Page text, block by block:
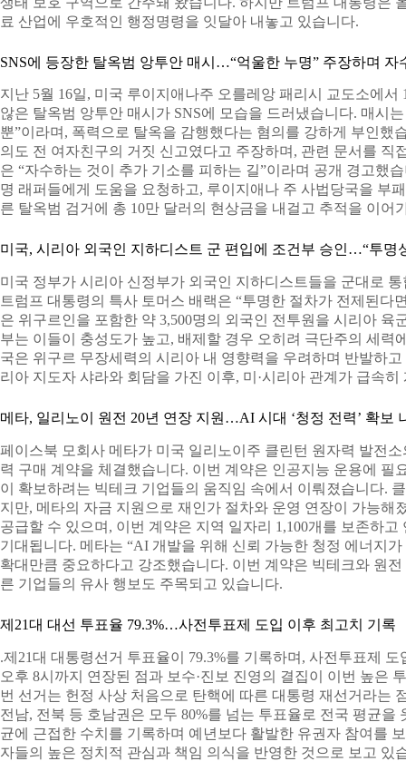
료 산업에 우호적인 행정명령을 잇달아 내놓고 있습니다.
SNS에 등장한 탈옥범 앙투안 매시…“억울한 누명” 주장하며 자
지난 5월 16일, 미국 루이지애나주 오를레앙 패리시 교도소에서
않은 탈옥범 앙투안 매시가 SNS에 모습을 드러냈습니다. 매시
뿐”이라며, 폭력으로 탈옥을 감행했다는 혐의를 강하게 부인했
의도 전 여자친구의 거짓 신고였다고 주장하며, 관련 문서를 직
은 “자수하는 것이 추가 기소를 피하는 길”이라며 공개 경고했
명 래퍼들에게 도움을 요청하고, 루이지애나 주 사법당국을 부
른 탈옥범 검거에 총 10만 달러의 현상금을 내걸고 추적을 이어
미국, 시리아 외국인 지하디스트 군 편입에 조건부 승인…“투명
미국 정부가 시리아 신정부가 외국인 지하디스트들을 군대로
트럼프 대통령의 특사 토머스 배랙은 “투명한 절차가 전제된다
은 위구르인을 포함한 약 3,500명의 외국인 전투원을 시리아 육
부는 이들이 충성도가 높고, 배제할 경우 오히려 극단주의 세력
국은 위구르 무장세력의 시리아 내 영향력을 우려하며 반발하
리아 지도자 샤라와 회담을 가진 이후, 미·시리아 관계가 급속
메타, 일리노이 원전 20년 연장 지원…AI 시대 ‘청정 전력’ 확보
페이스북 모회사 메타가 미국 일리노이주 클린턴 원자력 발전
력 구매 계약을 체결했습니다. 이번 계약은 인공지능 운용에 필
이 확보하려는 빅테크 기업들의 움직임 속에서 이뤄졌습니다.
지만, 메타의 자금 지원으로 재인가 절차와 운영 연장이 가능해
공급할 수 있으며, 이번 계약은 지역 일자리 1,100개를 보존하
기대됩니다. 메타는 “AI 개발을 위해 신뢰 가능한 청정 에너지
확대만큼 중요하다고 강조했습니다. 이번 계약은 빅테크와 원
른 기업들의 유사 행보도 주목되고 있습니다.
제21대 대선 투표율 79.3%…사전투표제 도입 이후 최고치 기록
.제21대 대통령선거 투표율이 79.3%를 기록하며, 사전투표제
오후 8시까지 연장된 점과 보수·진보 진영의 결집이 이번 높은
번 선거는 헌정 사상 처음으로 탄핵에 따른 대통령 재선거라는
전남, 전북 등 호남권은 모두 80%를 넘는 투표율로 전국 평균을
균에 근접한 수치를 기록하며 예년보다 활발한 유권자 참여를
자들의 높은 정치적 관심과 책임 의식을 반영한 것으로 보고 있